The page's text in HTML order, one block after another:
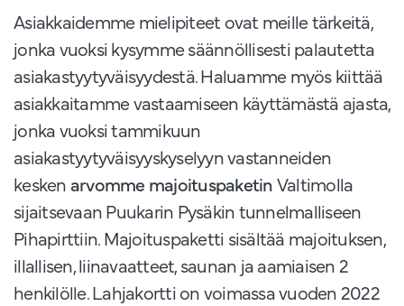
Asiakkaidemme mielipiteet ovat meille tärkeitä,
jonka vuoksi kysymme säännöllisesti palautetta
asiakastyytyväisyydestä. Haluamme myös kiittää
asiakkaitamme vastaamiseen käyttämästä ajasta,
jonka vuoksi tammikuun
asiakastyytyväisyyskyselyyn vastanneiden
kesken arvomme majoituspaketinValtimolla
sijaitsevaan Puukarin Pysäkin tunnelmalliseen
Pihapirttiin. Majoituspaketti sisältää majoituksen,
illallisen, liinavaatteet, saunan ja aamiaisen 2
henkilölle. Lahjakortti on voimassa vuoden 2022